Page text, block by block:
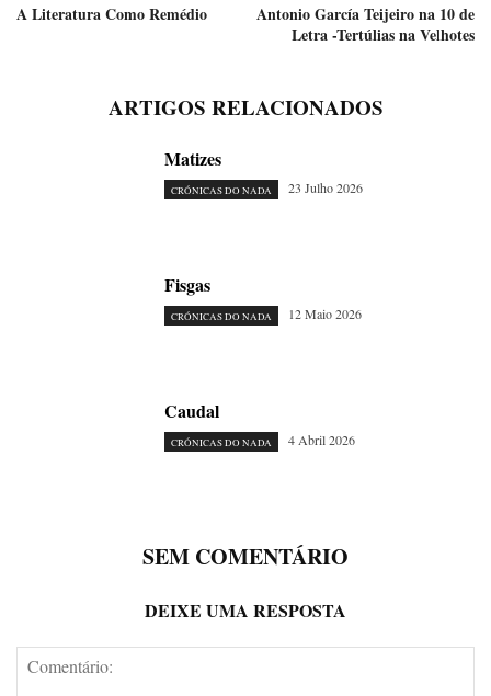
A Literatura Como Remédio
Antonio García Teijeiro na 10 de
Letra -Tertúlias na Velhotes
ARTIGOS RELACIONADOS
Matizes
CRÓNICAS DO NADA 23 Julho 2026
Fisgas
CRÓNICAS DO NADA 12 Maio 2026
Caudal
CRÓNICAS DO NADA 4 Abril 2026
SEM COMENTÁRIO
DEIXE UMA RESPOSTA